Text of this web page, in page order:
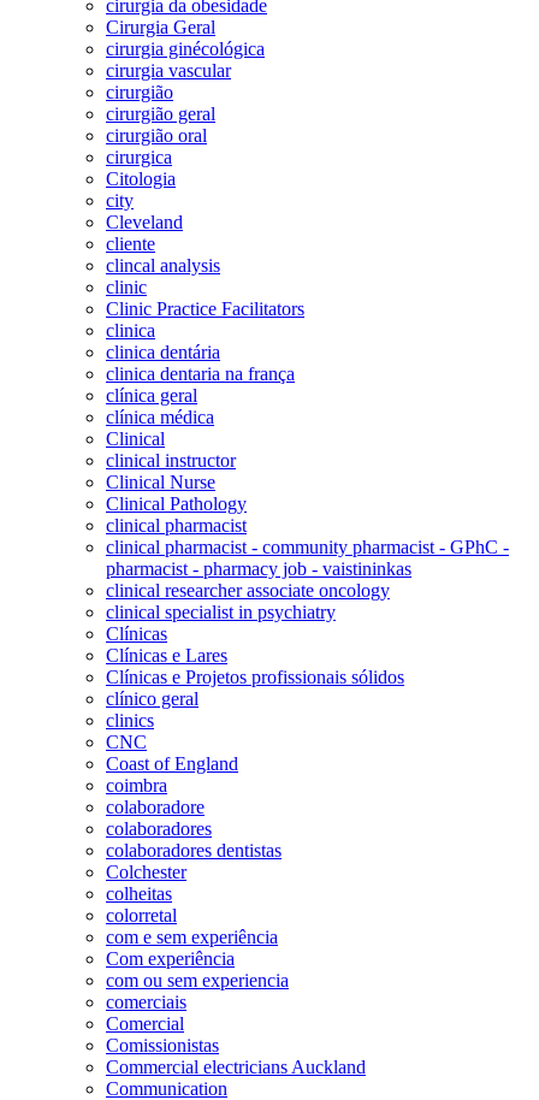
cirurgia da obesidade
Cirurgia Geral
cirurgia ginécológica
cirurgia vascular
cirurgião
cirurgião geral
cirurgião oral
cirurgica
Citologia
city
Cleveland
cliente
clincal analysis
clinic
Clinic Practice Facilitators
clinica
clinica dentária
clinica dentaria na frança
clínica geral
clínica médica
Clinical
clinical instructor
Clinical Nurse
Clinical Pathology
clinical pharmacist
clinical pharmacist - community pharmacist - GPhC -
pharmacist - pharmacy job - vaistininkas
clinical researcher associate oncology
clinical specialist in psychiatry
Clínicas
Clínicas e Lares
Clínicas e Projetos profissionais sólidos
clínico geral
clinics
CNC
Coast of England
coimbra
colaboradore
colaboradores
colaboradores dentistas
Colchester
colheitas
colorretal
com e sem experiência
Com experiência
com ou sem experiencia
comerciais
Comercial
Comissionistas
Commercial electricians Auckland
Communication